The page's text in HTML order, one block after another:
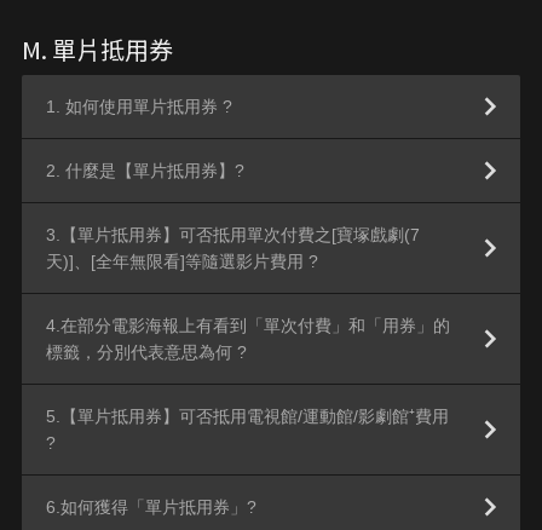
M. 單片抵用券
1. 如何使用單片抵用券 ?
2. 什麼是【單片抵用券】?
3.【單片抵用券】可否抵用單次付費之[寶塚戲劇(7
天)]、[全年無限看]等隨選影片費用 ?
4.在部分電影海報上有看到「單次付費」和「用券」的
標籤，分別代表意思為何 ?
5.【單片抵用券】可否抵用電視館/運動館/影劇館⁺費用
?
6.如何獲得「單片抵用券」?